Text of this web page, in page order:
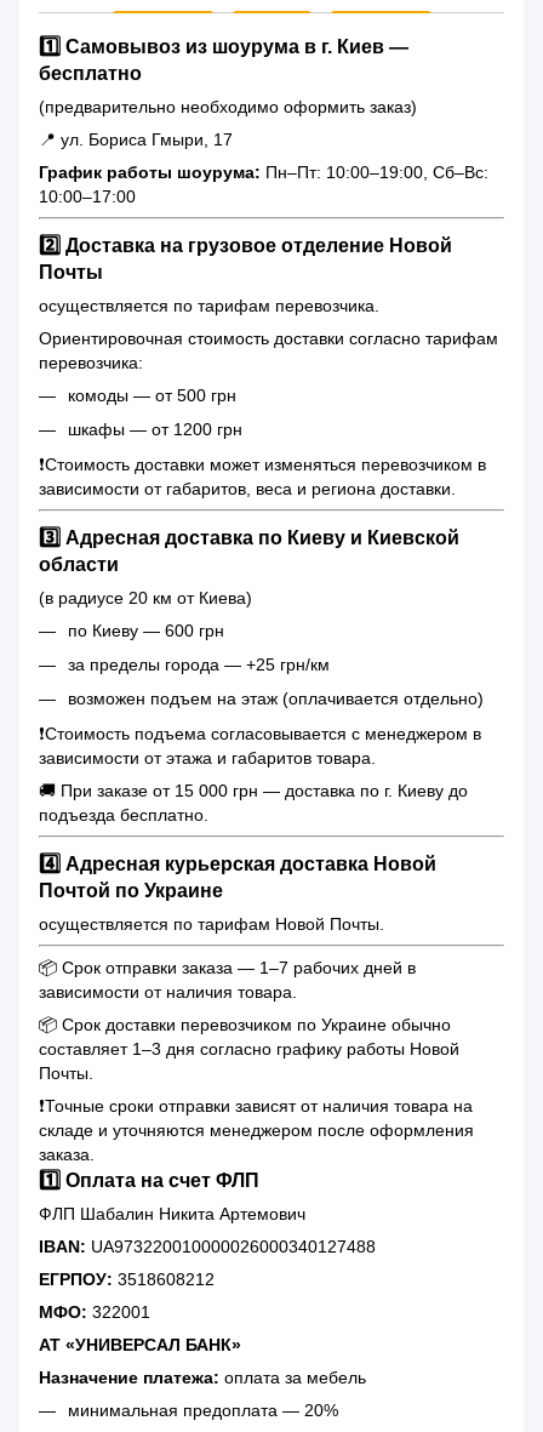
1️⃣ Самовывоз из шоурума в г. Киев —
бесплатно
(предварительно необходимо оформить заказ)
📍 ул. Бориса Гмыри, 17
График работы шоурума: Пн–Пт: 10:00–19:00, Сб–Вс:
10:00–17:00
2️⃣ Доставка на грузовое отделение Новой
Почты
осуществляется по тарифам перевозчика.
Ориентировочная стоимость доставки согласно тарифам
перевозчика:
комоды — от 500 грн
шкафы — от 1200 грн
❗️Стоимость доставки может изменяться перевозчиком в
зависимости от габаритов, веса и региона доставки.
3️⃣ Адресная доставка по Киеву и Киевской
области
(в радиусе 20 км от Киева)
по Киеву — 600 грн
за пределы города — +25 грн/км
возможен подъем на этаж (оплачивается отдельно)
❗️Стоимость подъема согласовывается с менеджером в
зависимости от этажа и габаритов товара.
🚚 При заказе от 15 000 грн — доставка по г. Киеву до
подъезда бесплатно.
4️⃣ Адресная курьерская доставка Новой
Почтой по Украине
осуществляется по тарифам Новой Почты.
📦 Срок отправки заказа — 1–7 рабочих дней в
зависимости от наличия товара.
📦 Срок доставки перевозчиком по Украине обычно
составляет 1–3 дня согласно графику работы Новой
Почты.
❗️Точные сроки отправки зависят от наличия товара на
складе и уточняются менеджером после оформления
заказа.
1️⃣ Оплата на счет ФЛП
ФЛП Шабалин Никита Артемович
IBAN: UA973220010000026000340127488
ЕГРПОУ: 3518608212
МФО: 322001
АТ «УНИВЕРСАЛ БАНК»
Назначение платежа: оплата за мебель
минимальная предоплата — 20%